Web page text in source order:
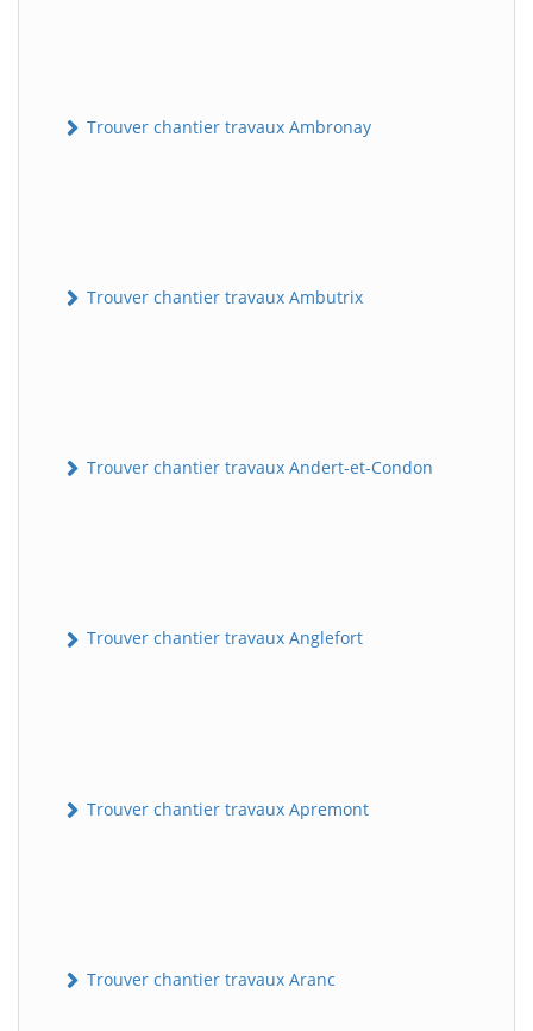
Trouver chantier travaux Ambronay
Trouver chantier travaux Ambutrix
Trouver chantier travaux Andert-et-Condon
Trouver chantier travaux Anglefort
Trouver chantier travaux Apremont
Trouver chantier travaux Aranc